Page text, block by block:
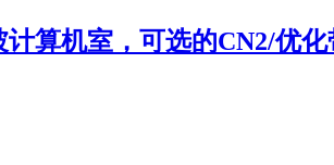
算机室，可选的CN2/优